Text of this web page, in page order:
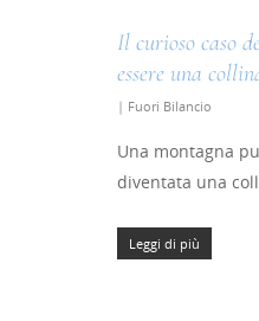
Il curioso caso
essere una
| Fuori Bilancio
Una montagna
diventata una
Leggi di più